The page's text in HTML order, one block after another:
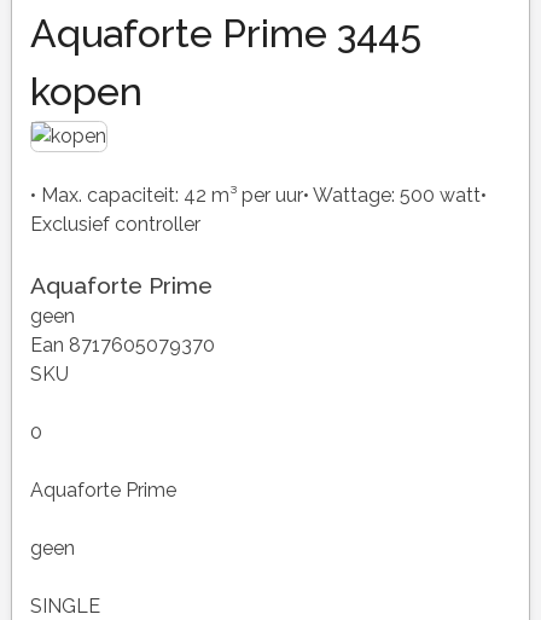
Aquaforte Prime 3445
kopen
• Max. capaciteit: 42 m³ per uur• Wattage: 500 watt•
Exclusief controller
Aquaforte Prime
geen
Ean 8717605079370
SKU
0
Aquaforte Prime
geen
SINGLE